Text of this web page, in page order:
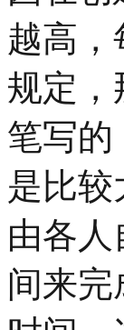
越高
规定，
笔写的
是比
由各
间来